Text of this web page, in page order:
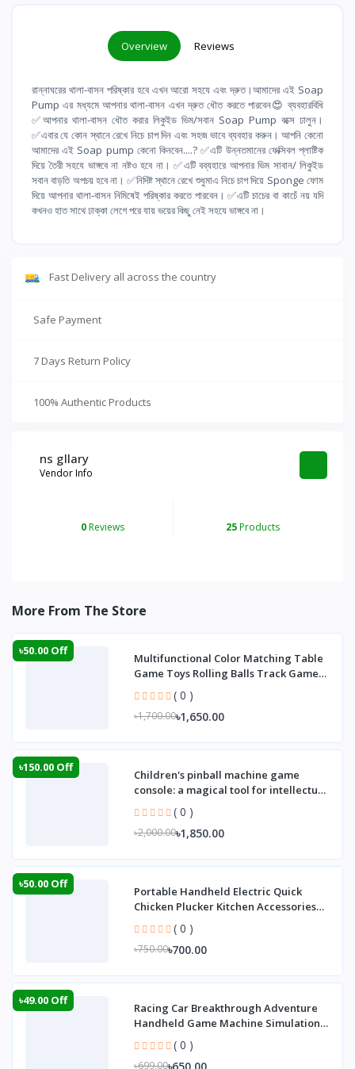
Overview Reviews
রান্নাঘরের থালা-বাসন পরিষ্কার হবে এখন আরো সহযে এবং দ্রুত।আমাদের এই Soap
Pump এর মধ্যমে আপনার থালা-বাসন এখন দ্রুত ধৌত করতে পারবেন😍 ব্যবহারবিধি
✅আপনার থালা-বাসন ধৌত করার লিকুইড ভিম/সবান Soap Pump বক্সে ঢালুন।
✅এবার যে কোন স্থানে রেখে নিচে চাপ দিন এবং সহজ ভাবে ব্যবহার করুন। আপনি কেনো
আমাদের এই Soap pump কেনো কিনবেন....? ✅এটি উন্নতমানের ফেক্সিবল প্লাষ্টিক
দিয়ে তৈরী সহযে ভাঙ্গবে না নষ্টও হবে না। ✅এটি বব্যহারে আপনার ভিম সাবান/ লিকুইড
সবান বাড়তি অপচয় হবে না। ✅নিদিষ্ট স্থানে রেখে শুধুমাএ নিচে চাপ দিয়ে Sponge ফোম
দিয়ে আপনার থালা-বাসন নিমিষেই পরিষ্কার করতে পারবেন। ✅এটি চাচের বা কাচেঁ নয় যদি
কখনও হাত সাথে ঢাক্কা লেগে পরে যায় ভয়ের কিছু নেই সহযে ভাঙ্গবে না।
Fast Delivery all across the country
Safe Payment
7 Days Return Policy
100% Authentic Products
ns gllary
Vendor Info
0Reviews 25Products
More From The Store
৳50.00 Off
Multifunctional Color Matching Table
Game Toys Rolling Balls Track Game
Manual P( 0 )
৳1,700.00৳1,650.00
৳150.00 Off
Children's pinball machine game
console: a magical tool for intellectual
( 0 )
৳2,000.00৳1,850.00
৳50.00 Off
Portable Handheld Electric Quick
Chicken Plucker Kitchen Accessories
Poultry Hai( 0 )
৳750.00৳700.00
৳49.00 Off
Racing Car Breakthrough Adventure
Handheld Game Machine Simulation
Driving of Th
( 0 )
৳699.00